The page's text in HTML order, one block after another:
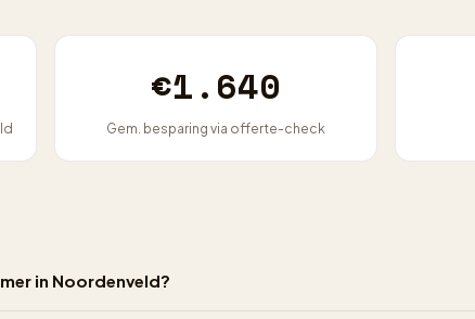
€1.640
Gem. besparing via offerte-check
in Noordenveld?